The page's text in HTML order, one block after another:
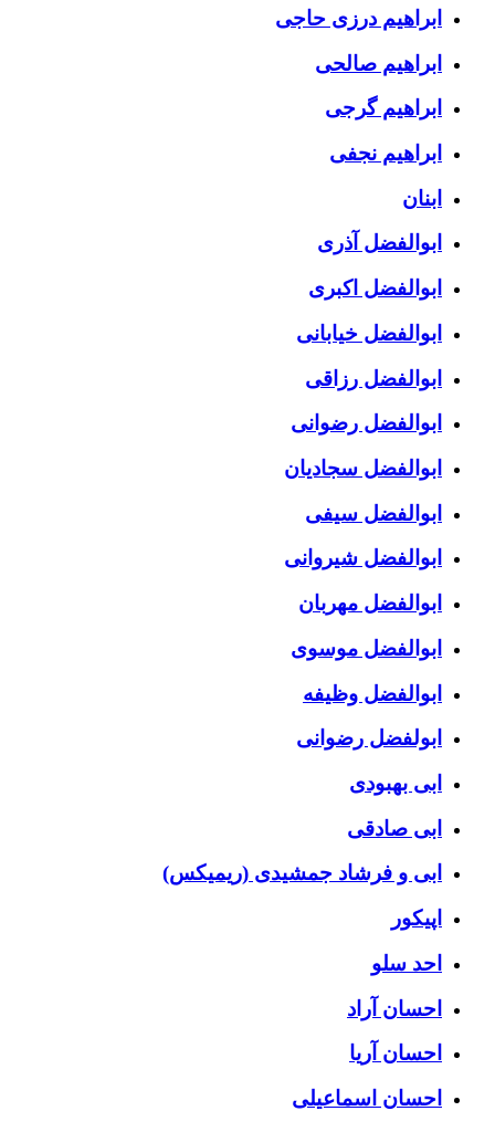
ابراهیم درزی حاجی
ابراهیم صالحی
ابراهیم گرجی
ابراهیم نجفی
ابنان
ابوالفضل آذری
ابوالفضل اکبری
ابوالفضل خیابانی
ابوالفضل رزاقی
ابوالفضل رضوانی
ابوالفضل سجادیان
ابوالفضل سیفی
ابوالفضل شیروانی
ابوالفضل مهربان
ابوالفضل موسوی
ابوالفضل وظیفه
ابولفضل رضوانی
ابی بهبودی
ابی صادقی
ابی و فرشاد جمشیدی (ریمیکس)
اپیکور
احد سلو
احسان آراد
احسان آریا
احسان اسماعیلی